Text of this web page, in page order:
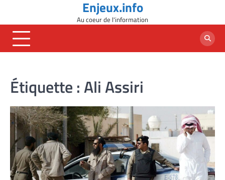
content
Enjeux.info
Au coeur de l'information
Étiquette :Ali Assiri